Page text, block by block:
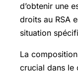
d’obtenir une
droits au RSA
situation
La
crucial dans le